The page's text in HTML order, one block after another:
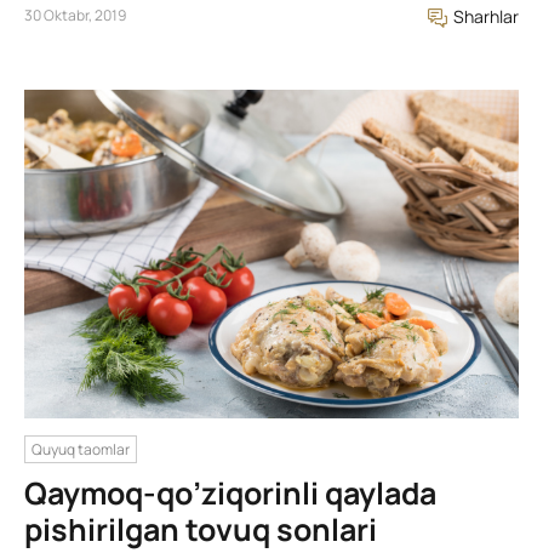
30 Oktabr, 2019 Sharhlar
Quyuq taomlar
Qaymoq-qo’ziqorinli qaylada
pishirilgan tovuq sonlari